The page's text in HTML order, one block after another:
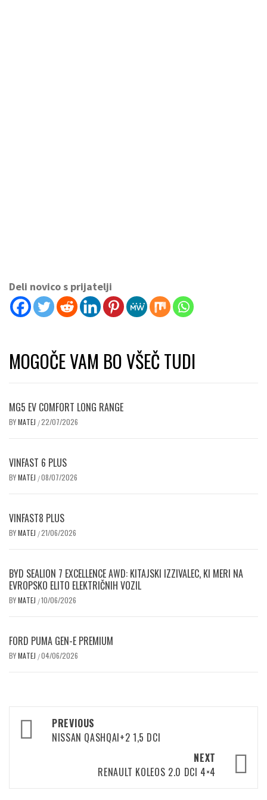
Deli novico s prijatelji
MOGOČE VAM BO VŠEČ TUDI
MG5 EV COMFORT LONG RANGE
BYMATEJ /22/07/2026
VINFAST 6 PLUS
BYMATEJ /08/07/2026
VINFAST8 PLUS
BYMATEJ /21/06/2026
BYD SEALION 7 EXCELLENCE AWD: KITAJSKI IZZIVALEC, KI MERI NA
EVROPSKO ELITO ELEKTRIČNIH VOZIL
BYMATEJ /10/06/2026
FORD PUMA GEN-E PREMIUM
BYMATEJ /04/06/2026
Post
navigation
PREVIOUS
NISSAN QASHQAI+2 1,5 DCI
NEXT
RENAULT KOLEOS 2.0 DCI 4×4